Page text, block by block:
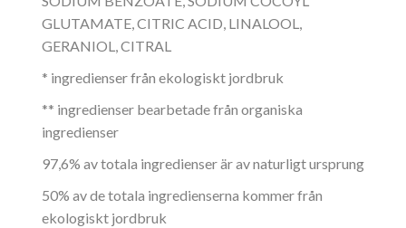
GLUTAMATE, CITRIC ACID, LINALOOL,
GERANIOL, CITRAL
* ingredienser från ekologiskt jordbruk
** ingredienser bearbetade från organiska
ingredienser
97,6% av totala ingredienser är av naturligt ursprung
50% av de totala ingredienserna kommer från
ekologiskt jordbruk